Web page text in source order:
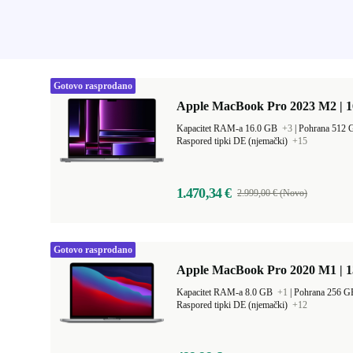
Apple MacBook Pro 2023 M2 |
Kapacitet RAM-a 16.0 GB +3 Pohrana 512
Raspored tipki DE (njemački) +15
1.470,34 € 2.999,00 € (Novo)
Gotovo rasprodano
Apple MacBook Pro 2020 M1 |
Kapacitet RAM-a 8.0 GB +1
Pohrana 256
Raspored tipki DE (njemački) +12
Gotovo rasprodano